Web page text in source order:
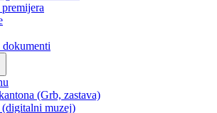
rada Vlade